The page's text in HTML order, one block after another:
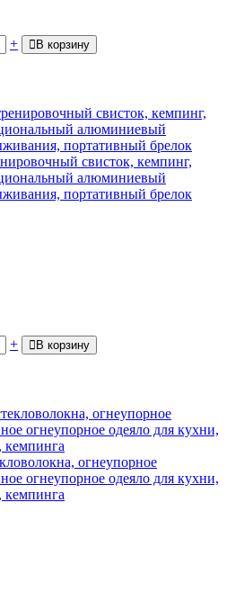
+ В корзину
свисток, кемпинг,
алюминиевый
портативный брелок
+ В корзину
огнеупорное
огнеупорное одеяло для кухни,
кемпинга